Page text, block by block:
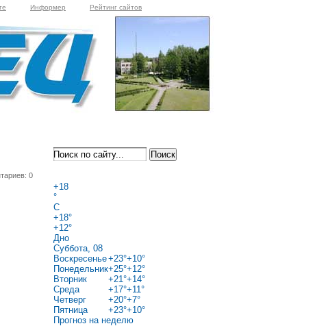
Информер Рейтинг сайтов
0
+18
°
C
+18°
+12°
Дно
Суббота, 08
Воскресенье+23°+10°
Понедельник+25°+12°
Вторник
+21°+14°
Среда
+17°+11°
Четверг
+20°+7°
Пятница
+23°+10°
Прогноз на неделю